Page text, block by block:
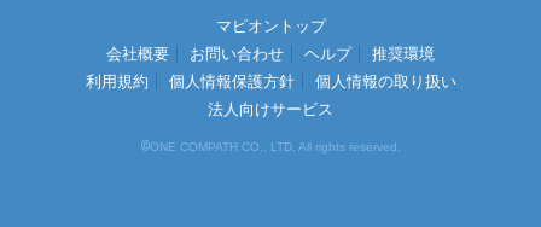
マピオントップ
会社概要
お問い合わせ ヘルプ
推奨環境
利用規約
個人情報保護方針
個人情報の取り扱い
法人向けサービス
©ONE COMPATH CO., LTD. All rights reserved.